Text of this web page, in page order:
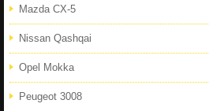
Mazda CX-5
Nissan Qashqai
Opel Mokka
Peugeot 3008